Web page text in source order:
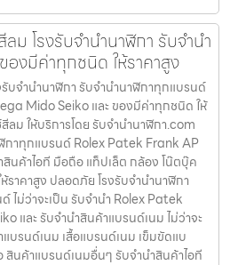
ม โรงรับจำนำนาฬิกา รับจำนำ
งมีค่าทุกชนิด ให้ราคาสูง
รับจำนำนาฬิกา รับจำนำนาฬิกาทุกแบรนด์
Mido Seiko และ ของมีค่าทุกชนิด ให้
ลม ให้บริการโดย รับจํานํานาฬิกา.com
กาทุกแบรนด์ Rolex Patek Frank AP
นค้าไอที มือถือ แท็ปเล็ต กล้อง โน๊ตบุ๊ค
ราคาสูง ปลอดภัย โรงรับจำนำนาฬิกา
ไม่ว่าจะเป็น รับจำนำ Rolex Patek
และ รับจำนำสินค้าแบรนด์เนม ไม่ว่าจะ
แบรนด์เนม เสื้อแบรนด์เนม เข็มขัดแบ
นค้าแบรนด์เนมอื่นๆ รับจำนำสินค้าไอที